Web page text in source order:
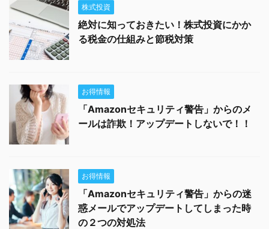
株式投資
絶対に知っておきたい！株式投資にかか
る税金の仕組みと節税対策
お得情報
「Amazonセキュリティ警告」からのメ
ールは詐欺！アップデートしないで！！
お得情報
「Amazonセキュリティ警告」からの迷
惑メールでアップデートしてしまった時
の２つの対処法